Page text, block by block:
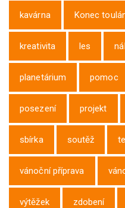
kavárna Konec
kreativita les
planetárium pomoc
posezení projekt
sbírka soutěž
vánoční příprava
výtěžek zdobení